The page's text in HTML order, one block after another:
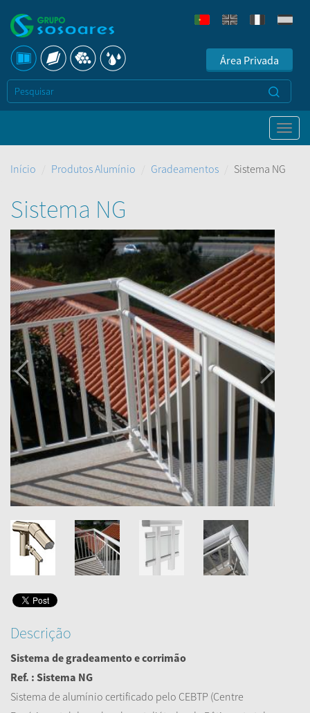
Área Privada
Início Produtos Alumínio Gradeamentos Sistema NG
Sistema NG
Descrição
Sistema de gradeamento e corrimão
Ref. : Sistema NG
Sistema de alumínio certificado pelo CEBTP (Centre